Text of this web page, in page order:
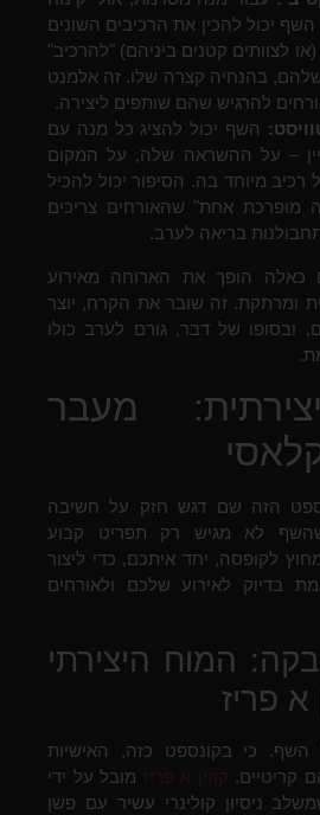
יכול להכין את הרכיבים השונים
לצוותים קטנים ביניהם) "להרכיב"
בהנחיה קצרה שלו. זה אלמנט
להרגיש שהם שותפים ליצירה.
השף יכול להציג כל מנה עם
– על ההשראה שלה, על המקום
רכיב מיוחד בה. הסיפור יכול להכיל
מופרכת אחת" שהאורחים צריכים
בריאה לערב.
כאלה הופך את הארוחה מאירוע
ומרתקת. זה שובר את הקרח, יוצר
ובסופו של דבר, גורם לערב כולו
מעבר
הזה שם דגש חזק על חשיבה
לא מגיש רק תפריט קבוע
לקופסה, יחד איתכם, כדי ליצור
בדיוק לאירוע שלכם ולאורחים
המוח היצירתי
א פריז
כי בקונספט כזה, האישיות
קריטיים. קוזין א פריז מובל על ידי
ניסיון קולינרי עשיר עם פשן